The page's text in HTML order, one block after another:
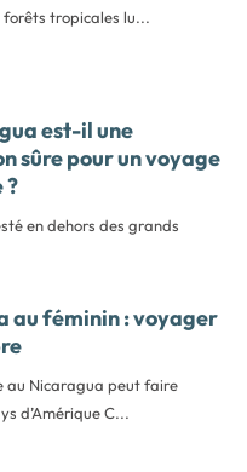
forêts tropicales lu...
est-il une
sûre pour un voyage
?
en dehors des grands
au féminin : voyager
au Nicaragua peut faire
d’Amérique C...